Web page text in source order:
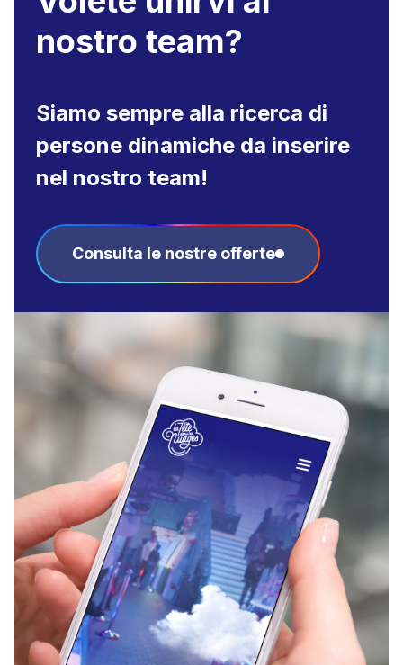
nostro team?
Siamo sempre alla ricerca di
persone dinamiche da inserire
nel nostro team!
Consulta le nostre offerte